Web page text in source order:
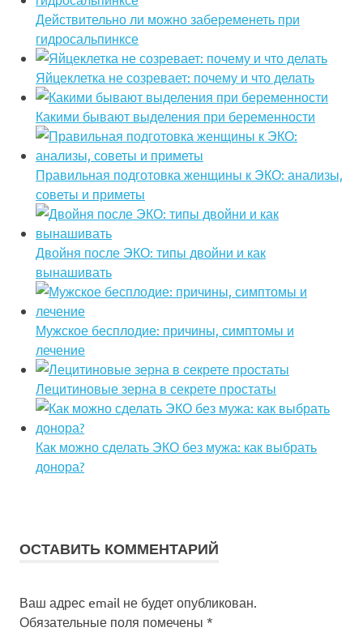
Действительно ли можно забеременеть при
гидросальпинксе
Яйцеклетка не созревает: почему и что делать
Какими бывают выделения при беременности
Правильная подготовка женщины к ЭКО: анализы,
советы и приметы
Двойня после ЭКО: типы двойни и как
вынашивать
Мужское бесплодие: причины, симптомы и
лечение
Лецитиновые зерна в секрете простаты
Как можно сделать ЭКО без мужа: как выбрать
донора?
ОСТАВИТЬ КОММЕНТАРИЙ
Ваш адрес email не будет опубликован.
Обязательные поля помечены *